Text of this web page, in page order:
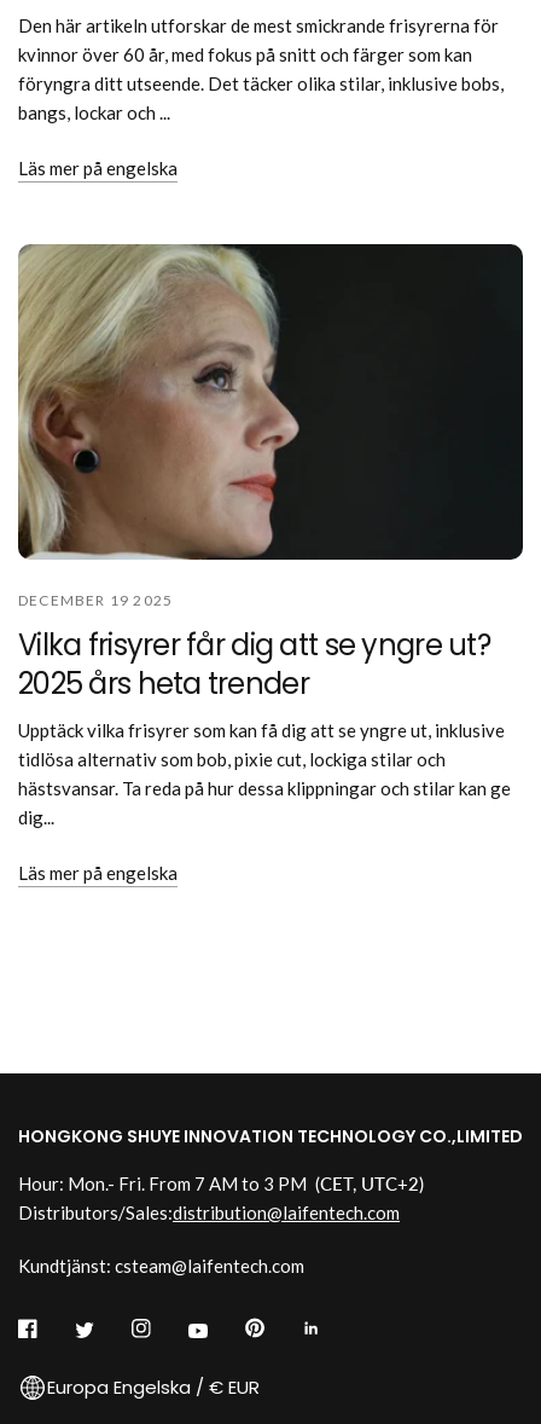
Den här artikeln utforskar de mest smickrande frisyrerna för
kvinnor över 60 år, med fokus på snitt och färger som kan
föryngra ditt utseende. Det täcker olika stilar, inklusive bobs,
bangs, lockar och ...
Läs mer på engelska
DECEMBER 19 2025
Vilka frisyrer får dig att se yngre ut?
2025 års heta trender
Upptäck vilka frisyrer som kan få dig att se yngre ut, inklusive
tidlösa alternativ som bob, pixie cut, lockiga stilar och
hästsvansar. Ta reda på hur dessa klippningar och stilar kan ge
dig...
Läs mer på engelska
HONGKONG SHUYE INNOVATION TECHNOLOGY CO.,LIMITED
Hour: Mon.- Fri. From 7 AM to 3 PM (CET, UTC+2)
Distributors/Sales:distribution@laifentech.com
Kundtjänst: csteam@laifentech.com
Europa Engelska / € EUR